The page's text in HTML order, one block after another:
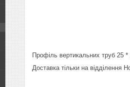
Профіль вертикальних труб 25
Доставка тільки на відділення